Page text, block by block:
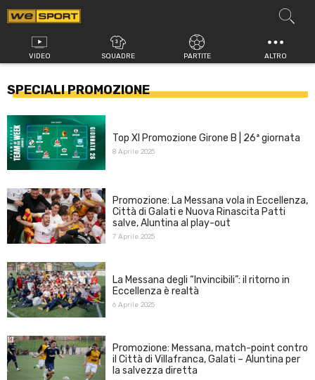
Vai
al
contenuto
VIDEO SQUADRE PARTITE ALTRO
SPECIALI PROMOZIONE
Top XI Promozione Girone B | 26ª giornata
8 Aprile 2025
Promozione: La Messana vola in Eccellenza,
Città di Galati e Nuova Rinascita Patti
salve, Aluntina al play-out
7 Aprile 2025
La Messana degli “Invincibili”: il ritorno in
Eccellenza è realtà
6 Aprile 2025
Promozione: Messana, match-point contro
il Città di Villafranca, Galati – Aluntina per
la salvezza diretta